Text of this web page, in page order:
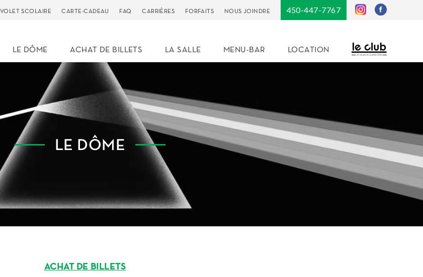
VOLET SCOLAIRE CARTE-CADEAU FAQ CARRIÈRES FORFAITS NOUS JOINDRE 450-447-7767
LE DÔME ACHAT DE BILLETS LA SALLE MENU-BAR LOCATION
LE DÔME
ACHAT DE BILLETS